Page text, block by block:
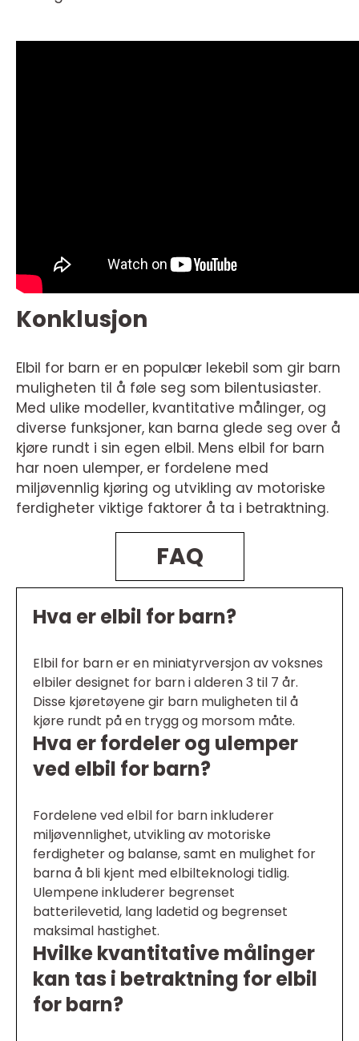
Konklusjon
Elbil for barn er en populær lekebil som gir barn
muligheten til å føle seg som bilentusiaster.
Med ulike modeller, kvantitative målinger, og
diverse funksjoner, kan barna glede seg over å
kjøre rundt i sin egen elbil. Mens elbil for barn
har noen ulemper, er fordelene med
miljøvennlig kjøring og utvikling av motoriske
ferdigheter viktige faktorer å ta i betraktning.
FAQ
Hva er elbil for barn?
Elbil for barn er en miniatyrversjon av voksnes
elbiler designet for barn i alderen 3 til 7 år.
Disse kjøretøyene gir barn muligheten til å
kjøre rundt på en trygg og morsom måte.
Hva er fordeler og ulemper
ved elbil for barn?
Fordelene ved elbil for barn inkluderer
miljøvennlighet, utvikling av motoriske
ferdigheter og balanse, samt en mulighet for
barna å bli kjent med elbilteknologi tidlig.
Ulempene inkluderer begrenset
batterilevetid, lang ladetid og begrenset
maksimal hastighet.
Hvilke kvantitative målinger
kan tas i betraktning for elbil
for barn?